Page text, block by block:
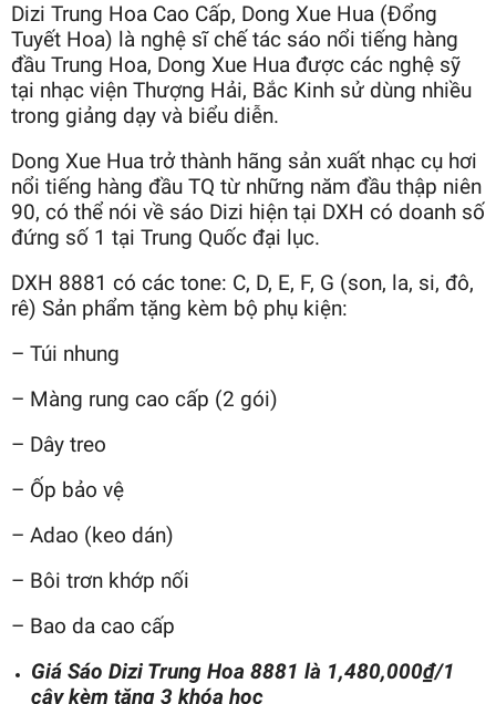
Dizi Trung Hoa Cao Cấp, Dong Xue Hua (Đổng
Tuyết Hoa) là nghệ sĩ chế tác sáo nổi tiếng hàng
đầu Trung Hoa, Dong Xue Hua được các nghệ sỹ
tại nhạc viện Thượng Hải, Bắc Kinh sử dùng nhiều
trong giảng dạy và biểu diễn.
Dong Xue Hua trở thành hãng sản xuất nhạc cụ hơi
nổi tiếng hàng đầu TQ từ những năm đầu thập niên
90, có thể nói về sáo Dizi hiện tại DXH có doanh số
đứng số 1 tại Trung Quốc đại lục.
DXH 8881 có các tone: C, D, E, F, G (son, la, si, đô,
rê) Sản phẩm tặng kèm bộ phụ kiện:
– Túi nhung
– Màng rung cao cấp (2 gói)
– Dây treo
– Ốp bảo vệ
– Adao (keo dán)
– Bôi trơn khớp nối
– Bao da cao cấp
Giá Sáo Dizi Trung Hoa 8881 là 1,480,000₫/1
cây kèm tặng 3 khóa học